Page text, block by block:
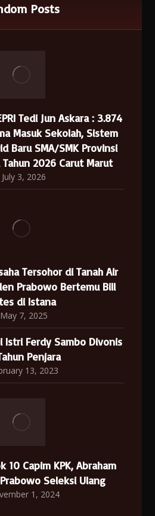
Posts
Tedi Jun Askara : 3.874
Masuk Sekolah, Sistem
Baru SMA/SMK Provinsi
Tahun 2026 Carut Marut
July 3, 2026
Tersohor di Tanah Air
Prabowo Bertemu Bill
di Istana
May 7, 2025
Istri Ferdy Sambo Divonis
Penjara
13, 2023
10 Capim KPK, Abraham
Seleksi Ulang
1, 2024